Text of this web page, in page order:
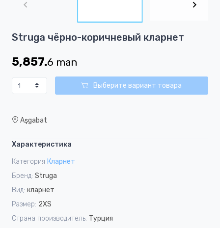
1
5
Struga чёрно-коричневый кларнет
5,857.6 man
Выберите вариант товара
Aşgabat
Характеристика
Категория Кларнет
Бренд: Struga
Вид: кларнет
Размер: 2XS
Страна производитель: Турция